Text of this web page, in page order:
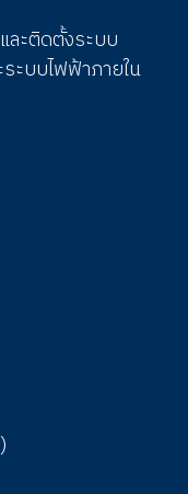
ละติดตั้งระบบ
ะบบไฟฟ้าภายใน